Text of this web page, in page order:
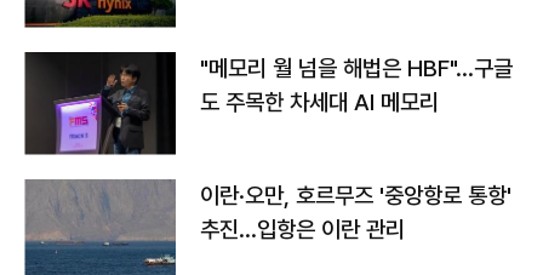
"메모리 월 넘을 해법은 HBF"…구글
도 주목한 차세대 AI 메모리
이란·오만, 호르무즈 '중앙항로 통항'
추진…입항은 이란 관리